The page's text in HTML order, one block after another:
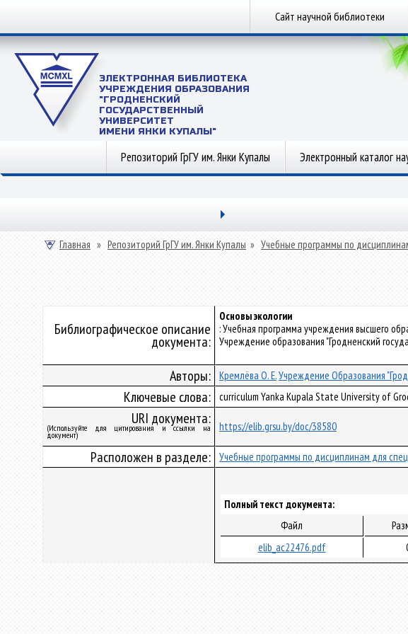
Сайт научной библиотеки
ЭЛЕКТРОННАЯ БИБЛИОТЕКА
УЧРЕЖДЕНИЯ ОБРАЗОВАНИЯ
"ГРОДНЕНСКИЙ
ГОСУДАРСТВЕННЫЙ
УНИВЕРСИТЕТ
ИМЕНИ ЯНКИ КУПАЛЫ"
Репозиторий ГрГУ им. Янки Купалы Электронный каталог
Главная » Репозиторий ГрГУ им. Янки Купалы » Учебные программы по
Библиографическое описание
документа:
Основы экологии
: Учебная программа учреждения высшего
Учреждение образования "Гродненский
Авторы: Кремлёва О. Е.Учреждение Образования
Ключевые слова: curriculum Yanka Kupala State University of
URI документа:
(Используйте для цитирования и ссылки на
документ)
https://elib.grsu.by/doc/38580
Расположен в разделе: Учебные программы по дисциплинам для
Полный текст документа:
Файл
elib_ac22476.pdf